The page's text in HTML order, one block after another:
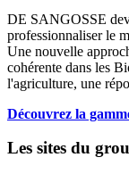
DE SANGOSSE
professionnaliser le
Une nouvelle
cohérente dans les
l'agriculture, une
Découvrez la
Les sites du